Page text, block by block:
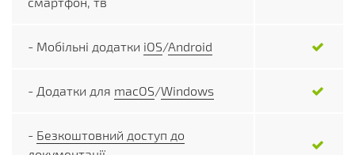
- Мобільні додатки iOS/Android
- Додатки для macOS/Windows
- Безкоштовний доступ до